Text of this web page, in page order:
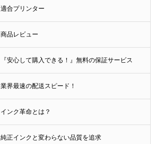
適合プリンター
商品レビュー
『安心して購入できる！』無料の保証サービス
業界最速の配送スピード！
インク革命とは？
純正インクと変わらない品質を追求